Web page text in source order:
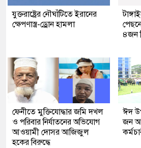
যুক্তরাষ্ট্রের নৌঘাঁটিতে ইরানের
ক্ষেপণাস্ত্র-ড্রোন হামলা
৪জন
ফেনীতে মুক্তিযোদ্ধার জমি দখল
ও পরিবার নির্যাতনের অভিযোগ
আওয়ামী দোসর আজিজুল
হকের বিরুদ্ধে
ঈদ
জন